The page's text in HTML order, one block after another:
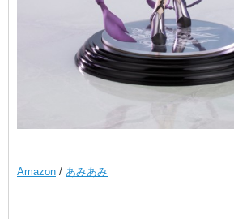
Amazon / あみあみ